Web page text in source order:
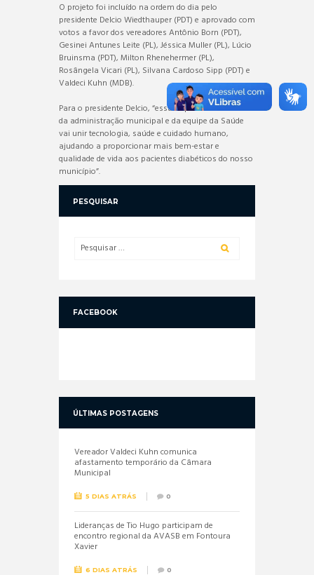
O projeto foi incluído na ordem do dia pelo
presidente Delcio Wiedthauper (PDT) e aprovado com
votos a favor dos vereadores Antônio Born (PDT),
Gesinei Antunes Leite (PL), Jéssica Muller (PL), Lúcio
Bruinsma (PDT), Milton Rhenehermer (PL),
Rosângela Vicari (PL), Silvana Cardoso Sipp (PDT) e
Valdeci Kuhn (MDB).
Para o presidente Delcio, “essa importante iniciativa
da administração municipal e da equipe da Saúde
vai unir tecnologia, saúde e cuidado humano,
ajudando a proporcionar mais bem-estar e
qualidade de vida aos pacientes diabéticos do nosso
município”.
PESQUISAR
FACEBOOK
ÚLTIMAS POSTAGENS
Vereador Valdeci Kuhn comunica
afastamento temporário da Câmara
Municipal
5 DIAS ATRÁS 0
Lideranças de Tio Hugo participam de
encontro regional da AVASB em Fontoura
Xavier
6 DIAS ATRÁS 0